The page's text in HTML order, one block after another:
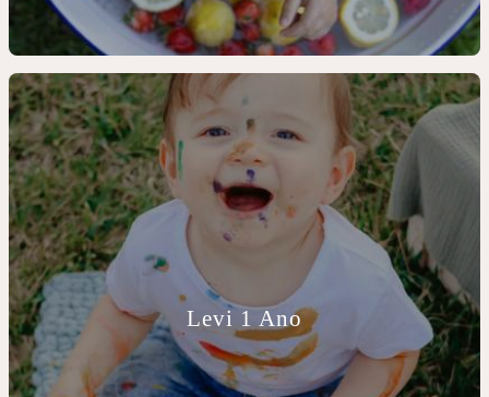
Levi 1 Ano